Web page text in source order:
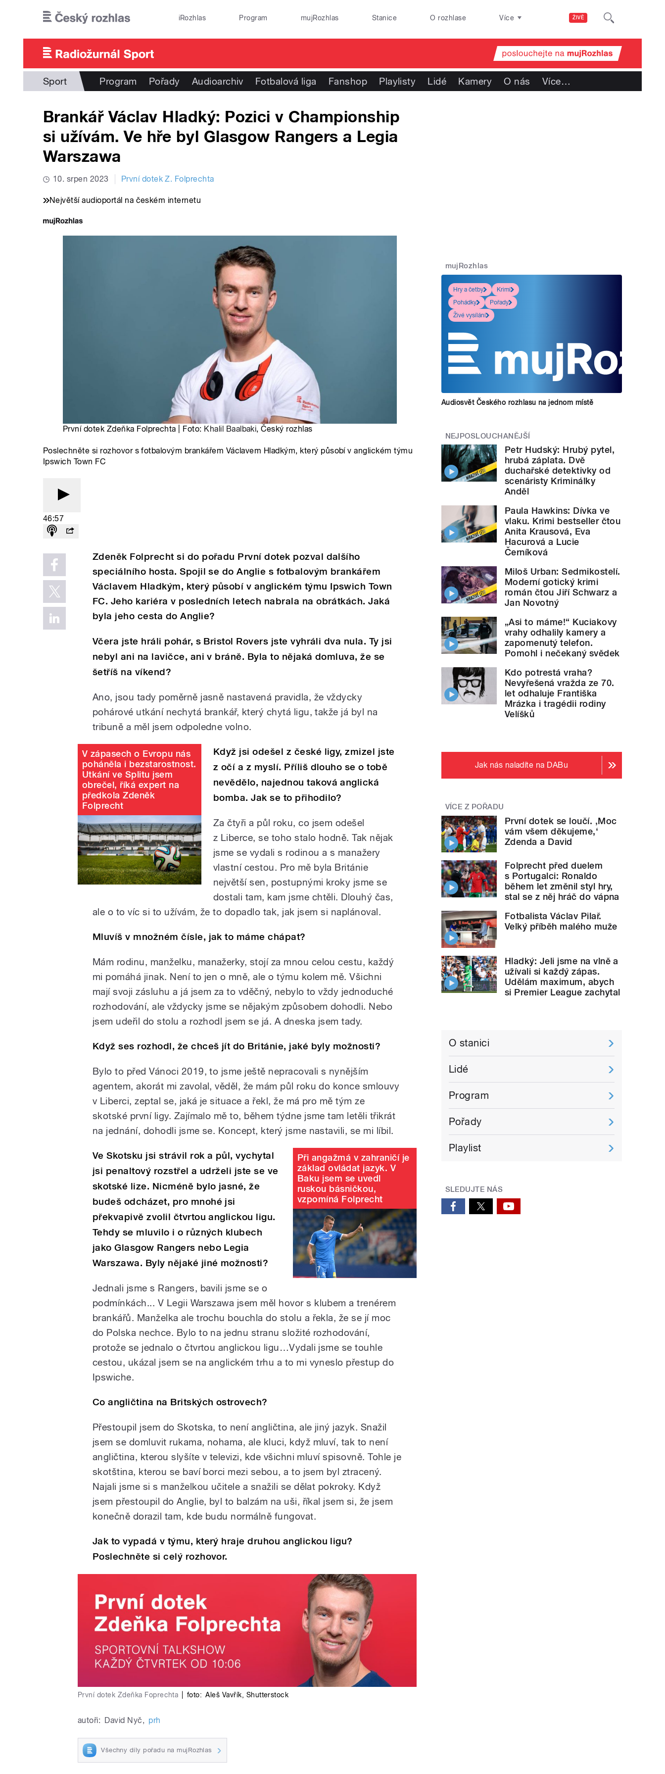
ŽIVĚ
iRozhlas Program mujRozhlas Stanice O rozhlase Více
Sport Program Pořady Audioarchiv Fotbalová liga Fanshop Playlisty Lidé Kamery O nás Více…
Brankář Václav Hladký: Pozici v Championship
si užívám. Ve hře byl Glasgow Rangers a Legia
Warszawa
10. srpen 2023 První dotek Z. Folprechta
Největší audioportál na českém internetu
První dotek Zdeňka Folprechta | Foto: Khalil Baalbaki, Český rozhlas
Poslechněte si rozhovor s fotbalovým brankářem Václavem Hladkým, který působí v anglickém týmu
Ipswich Town FC
46:57
Zdeněk Folprecht si do pořadu První dotek pozval dalšího
speciálního hosta. Spojil se do Anglie s fotbalovým brankářem
Václavem Hladkým, který působí v anglickém týmu Ipswich Town
FC. Jeho kariéra v posledních letech nabrala na obrátkách. Jaká
byla jeho cesta do Anglie?
Včera jste hráli pohár, s Bristol Rovers jste vyhráli dva nula. Ty jsi
nebyl ani na lavičce, ani v bráně. Byla to nějaká domluva, že se
šetříš na víkend?
Ano, jsou tady poměrně jasně nastavená pravidla, že vždycky
pohárové utkání nechytá brankář, který chytá ligu, takže já byl na
tribuně a měl jsem odpoledne volno.
V zápasech o Evropu nás
poháněla i bezstarostnost.
Utkání ve Splitu jsem
obrečel, říká expert na
předkola Zdeněk
Folprecht
Když jsi odešel z české ligy, zmizel jste
z očí a z myslí. Příliš dlouho se o tobě
nevědělo, najednou taková anglická
bomba. Jak se to přihodilo?
Za čtyři a půl roku, co jsem odešel
z Liberce, se toho stalo hodně. Tak nějak
jsme se vydali s rodinou a s manažery
vlastní cestou. Pro mě byla Británie
největší sen, postupnými kroky jsme se
dostali tam, kam jsme chtěli. Dlouhý čas,
ale o to víc si to užívám, že to dopadlo tak, jak jsem si naplánoval.
Mluvíš v množném čísle, jak to máme chápat?
Mám rodinu, manželku, manažerky, stojí za mnou celou cestu, každý
mi pomáhá jinak. Není to jen o mně, ale o týmu kolem mě. Všichni
mají svoji zásluhu a já jsem za to vděčný, nebylo to vždy jednoduché
rozhodování, ale vždycky jsme se nějakým způsobem dohodli. Nebo
jsem udeřil do stolu a rozhodl jsem se já. A dneska jsem tady.
Když ses rozhodl, že chceš jít do Británie, jaké byly možnosti?
Bylo to před Vánoci 2019, to jsme ještě nepracovali s nynějším
agentem, akorát mi zavolal, věděl, že mám půl roku do konce smlouvy
v Liberci, zeptal se, jaká je situace a řekl, že má pro mě tým ze
skotské první ligy. Zajímalo mě to, během týdne jsme tam letěli třikrát
na jednání, dohodli jsme se. Koncept, který jsme nastavili, se mi líbil.
Při angažmá v zahraničí je
základ ovládat jazyk. V
Baku jsem se uvedl
ruskou básničkou,
vzpomíná Folprecht
Ve Skotsku jsi strávil rok a půl, vychytal
jsi penaltový rozstřel a udrželi jste se ve
skotské lize. Nicméně bylo jasné, že
budeš odcházet, pro mnohé jsi
překvapivě zvolil čtvrtou anglickou ligu.
Tehdy se mluvilo i o různých klubech
jako Glasgow Rangers nebo Legia
Warszawa. Byly nějaké jiné možnosti?
Jednali jsme s Rangers, bavili jsme se o
podmínkách... V Legii Warszawa jsem měl hovor s klubem a trenérem
brankářů. Manželka ale trochu bouchla do stolu a řekla, že se jí moc
do Polska nechce. Bylo to na jednu stranu složité rozhodování,
protože se jednalo o čtvrtou anglickou ligu…Vydali jsme se touhle
cestou, ukázal jsem se na anglickém trhu a to mi vyneslo přestup do
Ipswiche.
Co angličtina na Britských ostrovech?
Přestoupil jsem do Skotska, to není angličtina, ale jiný jazyk. Snažil
jsem se domluvit rukama, nohama, ale kluci, když mluví, tak to není
angličtina, kterou slyšíte v televizi, kde všichni mluví spisovně. Tohle je
skotština, kterou se baví borci mezi sebou, a to jsem byl ztracený.
Najali jsme si s manželkou učitele a snažili se dělat pokroky. Když
jsem přestoupil do Anglie, byl to balzám na uši, říkal jsem si, že jsem
konečně dorazil tam, kde budu normálně fungovat.
Jak to vypadá v týmu, který hraje druhou anglickou ligu?
Poslechněte si celý rozhovor.
První dotek Zdeňka Foprechta foto: Aleš Vavřík, Shutterstock
autoři: David Nyč, prh
Všechny díly pořadu na mujRozhlas
mujRozhlas
Hry a četby
Krimi
Pohádky
Pořady
Živé vysílání
Audiosvět Českého rozhlasu na jednom místě
NEJPOSLOUCHANĚJŠÍ
Petr Hudský: Hrubý pytel,
hrubá záplata. Dvě
duchařské detektivky od
scenáristy Kriminálky
Anděl
Paula Hawkins: Dívka ve
vlaku. Krimi bestseller čtou
Anita Krausová, Eva
Hacurová a Lucie
Černíková
Miloš Urban: Sedmikostelí.
Moderní gotický krimi
román čtou Jiří Schwarz a
Jan Novotný
„Asi to máme!“ Kuciakovy
vrahy odhalily kamery a
zapomenutý telefon.
Pomohl i nečekaný svědek
Kdo potrestá vraha?
Nevyřešená vražda ze 70.
let odhaluje Františka
Mrázka i tragédii rodiny
Velíšků
Jak nás naladíte na DABu
VÍCE Z POŘADU
První dotek se loučí. ‚Moc
vám všem děkujeme,‘
Zdenda a David
Folprecht před duelem
s Portugalci: Ronaldo
během let změnil styl hry,
stal se z něj hráč do vápna
Fotbalista Václav Pilař.
Velký příběh malého muže
Hladký: Jeli jsme na vlně a
užívali si každý zápas.
Udělám maximum, abych
si Premier League zachytal
O stanici
Lidé
Program
Pořady
Playlist
SLEDUJTE NÁS